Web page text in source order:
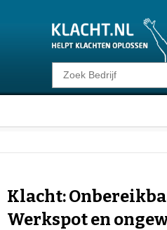
Klacht melden
Consumentenrecht
Voor Bedrijven
Klacht:
Werkspot en